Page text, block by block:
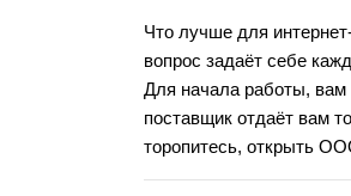
Что лучше для
вопрос задаёт себе
Для начала работы, вам
поставщик отдаёт вам
торопитесь, открыть